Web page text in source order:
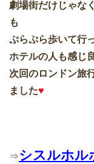
劇場街だけじゃな
も
ぷらぷら歩いて行
ホテルの人も感じ
次回のロンドン旅
ました♥
⇒シスルホル